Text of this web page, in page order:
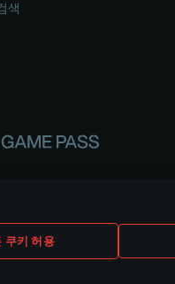
쿠키 허용
색